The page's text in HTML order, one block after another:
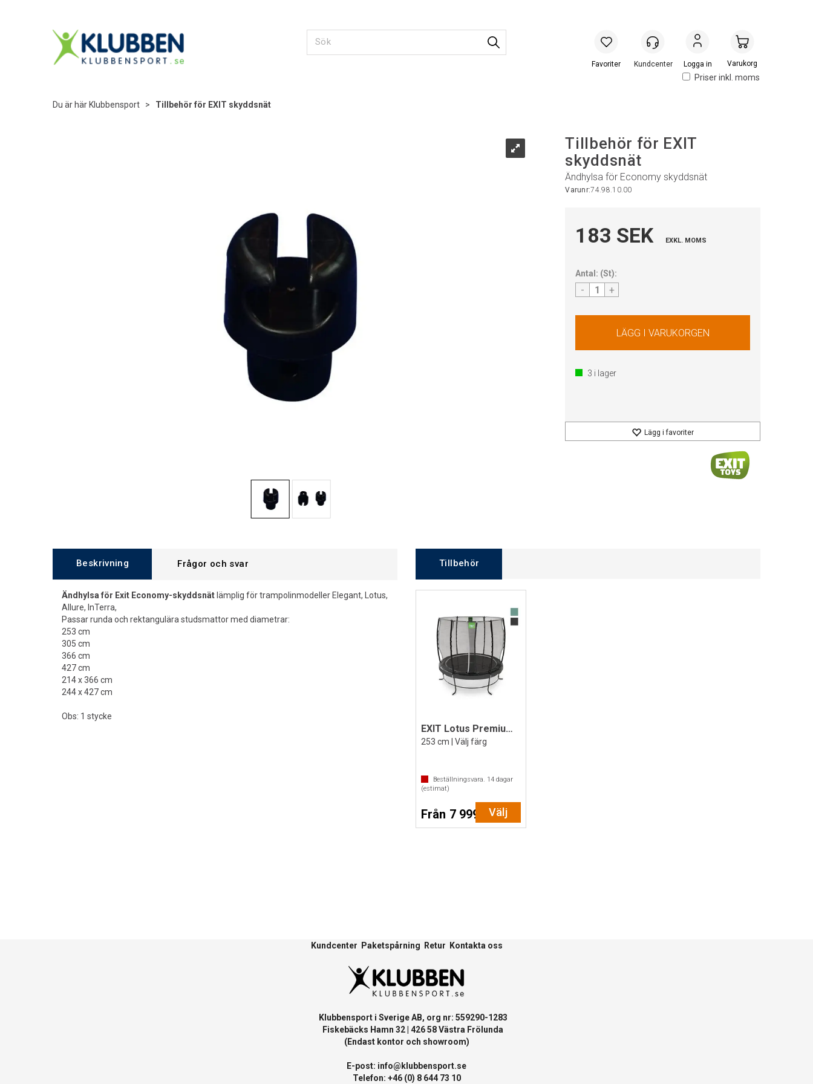
Priser inkl. moms
Logga in Handlevogn
Du är här Klubbensport > Tillbehör för EXIT skyddsnät
Tillbehör för EXIT
skyddsnät
Ändhylsa för Economy skyddsnät
Varunr:74.98.10.00
183 SEK EXKL. MOMS
Antal: (St):
- +
3 i lager
Lägg i favoriter
Beskrivning Frågor och svar
Ändhylsa för Exit Economy-skyddsnät lämplig för trampolinmodeller Elegant, Lotus,
Allure, InTerra,
Passar runda och rektangulära studsmattor med diametrar:
253 cm
305 cm
366 cm
427 cm
214 x 366 cm
244 x 427 cm
Obs: 1 stycke
Tillbehör
EXIT Lotus Premium Studsmatta
253 cm | Välj färg
Beställningsvara. 14 dagar
(estimat)
Från 7 999 SEK
Välj
Kundcenter Paketspårning Retur Kontakta oss
Klubbensport i Sverige AB, org nr: 559290-1283
Fiskebäcks Hamn 32 | 426 58 Västra Frölunda
(Endast kontor och showroom)
E-post: info@klubbensport.se
Telefon: +46 (0) 8 644 73 10